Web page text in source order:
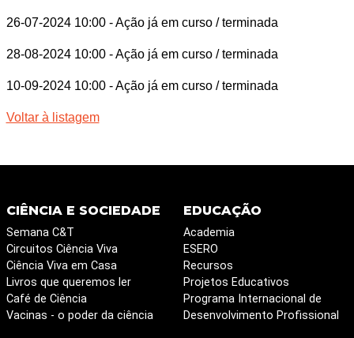
26-07-2024 10:00 - Ação já em curso / terminada
28-08-2024 10:00 - Ação já em curso / terminada
10-09-2024 10:00 - Ação já em curso / terminada
Voltar à listagem
CIÊNCIA E SOCIEDADE
Semana C&T
Circuitos Ciência Viva
Ciência Viva em Casa
Livros que queremos ler
Café de Ciência
Vacinas - o poder da ciência
EDUCAÇÃO
Academia
ESERO
Recursos
Projetos Educativos
Programa Internacional de
Desenvolvimento Profissional